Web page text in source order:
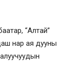
“Алтай”
нар ая дууны